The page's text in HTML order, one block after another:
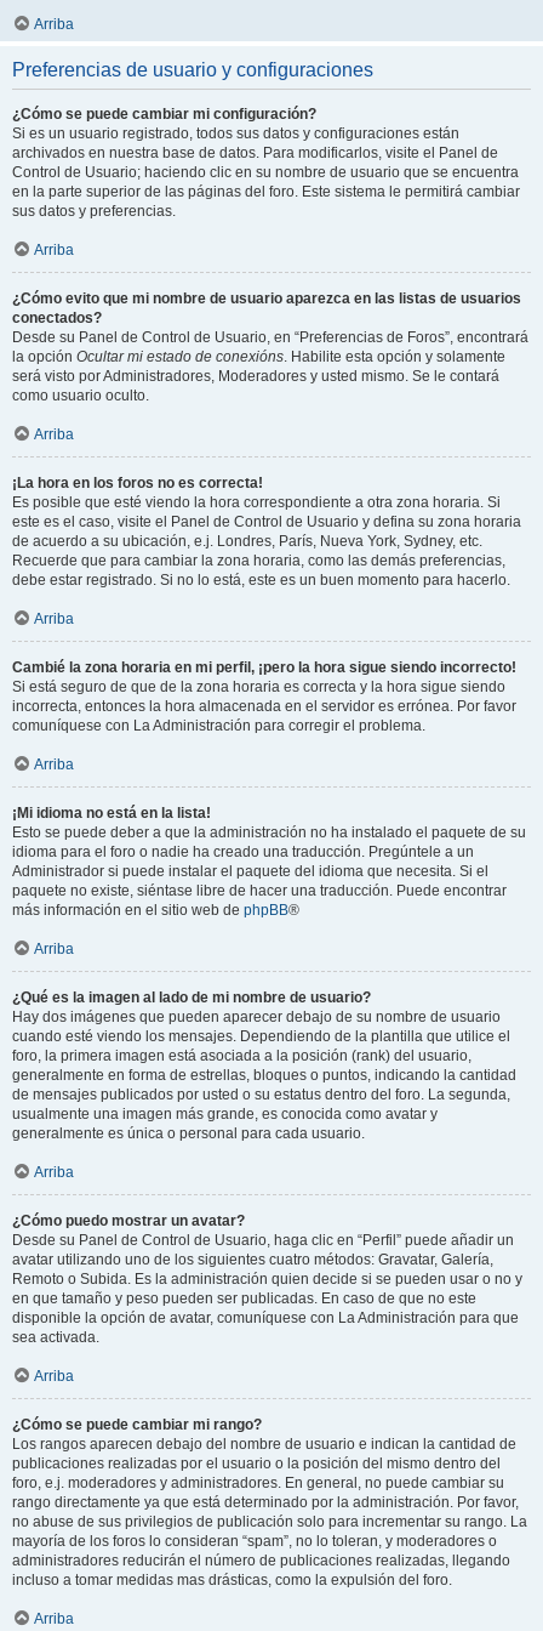
Arriba
Preferencias de usuario y configuraciones
¿Cómo se puede cambiar mi configuración?
Si es un usuario registrado, todos sus datos y configuraciones están
archivados en nuestra base de datos. Para modificarlos, visite el Panel de
Control de Usuario; haciendo clic en su nombre de usuario que se encuentra
en la parte superior de las páginas del foro. Este sistema le permitirá cambiar
sus datos y preferencias.
Arriba
¿Cómo evito que mi nombre de usuario aparezca en las listas de usuarios
conectados?
Desde su Panel de Control de Usuario, en “Preferencias de Foros”, encontrará
la opción Ocultar mi estado de conexións. Habilite esta opción y solamente
será visto por Administradores, Moderadores y usted mismo. Se le contará
como usuario oculto.
Arriba
¡La hora en los foros no es correcta!
Es posible que esté viendo la hora correspondiente a otra zona horaria. Si
este es el caso, visite el Panel de Control de Usuario y defina su zona horaria
de acuerdo a su ubicación, e.j. Londres, París, Nueva York, Sydney, etc.
Recuerde que para cambiar la zona horaria, como las demás preferencias,
debe estar registrado. Si no lo está, este es un buen momento para hacerlo.
Arriba
Cambié la zona horaria en mi perfil, ¡pero la hora sigue siendo incorrecto!
Si está seguro de que de la zona horaria es correcta y la hora sigue siendo
incorrecta, entonces la hora almacenada en el servidor es errónea. Por favor
comuníquese con La Administración para corregir el problema.
Arriba
¡Mi idioma no está en la lista!
Esto se puede deber a que la administración no ha instalado el paquete de su
idioma para el foro o nadie ha creado una traducción. Pregúntele a un
Administrador si puede instalar el paquete del idioma que necesita. Si el
paquete no existe, siéntase libre de hacer una traducción. Puede encontrar
más información en el sitio web de phpBB®
Arriba
¿Qué es la imagen al lado de mi nombre de usuario?
Hay dos imágenes que pueden aparecer debajo de su nombre de usuario
cuando esté viendo los mensajes. Dependiendo de la plantilla que utilice el
foro, la primera imagen está asociada a la posición (rank) del usuario,
generalmente en forma de estrellas, bloques o puntos, indicando la cantidad
de mensajes publicados por usted o su estatus dentro del foro. La segunda,
usualmente una imagen más grande, es conocida como avatar y
generalmente es única o personal para cada usuario.
Arriba
¿Cómo puedo mostrar un avatar?
Desde su Panel de Control de Usuario, haga clic en “Perfil” puede añadir un
avatar utilizando uno de los siguientes cuatro métodos: Gravatar, Galería,
Remoto o Subida. Es la administración quien decide si se pueden usar o no y
en que tamaño y peso pueden ser publicadas. En caso de que no este
disponible la opción de avatar, comuníquese con La Administración para que
sea activada.
Arriba
¿Cómo se puede cambiar mi rango?
Los rangos aparecen debajo del nombre de usuario e indican la cantidad de
publicaciones realizadas por el usuario o la posición del mismo dentro del
foro, e.j. moderadores y administradores. En general, no puede cambiar su
rango directamente ya que está determinado por la administración. Por favor,
no abuse de sus privilegios de publicación solo para incrementar su rango. La
mayoría de los foros lo consideran “spam”, no lo toleran, y moderadores o
administradores reducirán el número de publicaciones realizadas, llegando
incluso a tomar medidas mas drásticas, como la expulsión del foro.
Arriba